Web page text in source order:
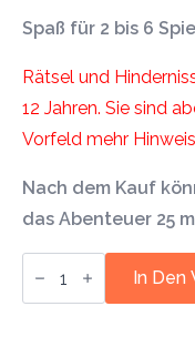
Spaß für 2 bis 6
Rätsel und
12 Jahren. Sie sind
Vorfeld mehr
Nach dem Kauf
das Abenteuer 25
Klassensatz
Locked-
In Den